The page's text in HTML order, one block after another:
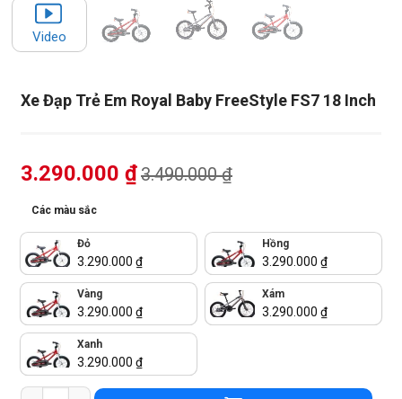
Xe Đạp Trẻ Em Royal Baby FreeStyle FS7 18 Inch
Video
3.290.000 ₫3.490.000₫
Các màu sắc
Đỏ
3.290.000 ₫
Hồng
3.290.000 ₫
Vàng
3.290.000 ₫
Xám
3.290.000 ₫
Xanh
3.290.000 ₫
Xe Đạp Trẻ Em Royal Baby FreeStyle FS7 18 Inch số lượng